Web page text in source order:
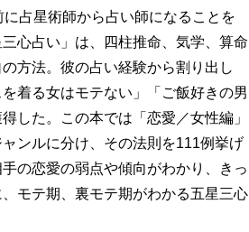
占星術師から占い師になることを
心占い」は、四柱推命、気学、算命
方法。彼の占い経験から割り出し
着る女はモテない」「ご飯好きの男
した。この本では「恋愛／女性編」
ンルに分け、その法則を111例挙げ
の恋愛の弱点や傾向がわかり、きっ
モテ期、裏モテ期がわかる五星三心